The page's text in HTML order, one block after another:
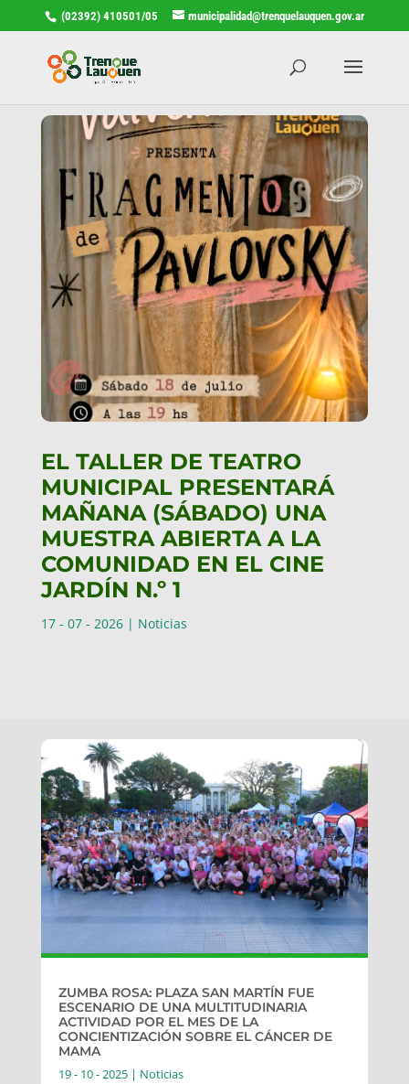
(02392) 410501/05 municipalidad@trenquelauquen.gov.ar
EL TALLER DE TEATRO
MUNICIPAL PRESENTARÁ
MAÑANA (SÁBADO) UNA
MUESTRA ABIERTA A LA
COMUNIDAD EN EL CINE
JARDÍN N.º 1
17 - 07 - 2026| Noticias
ZUMBA ROSA: PLAZA SAN MARTÍN FUE
ESCENARIO DE UNA MULTITUDINARIA
ACTIVIDAD POR EL MES DE LA
CONCIENTIZACIÓN SOBRE EL CÁNCER DE
MAMA
19 - 10 - 2025| Noticias